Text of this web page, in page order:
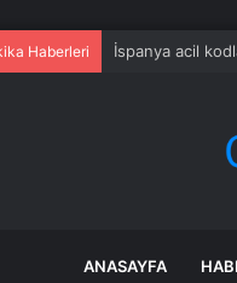
Haberleri İspanya acil
ANASAYFA